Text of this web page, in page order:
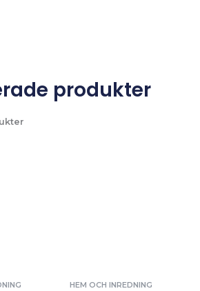
produkter
HEM OCH INREDNING